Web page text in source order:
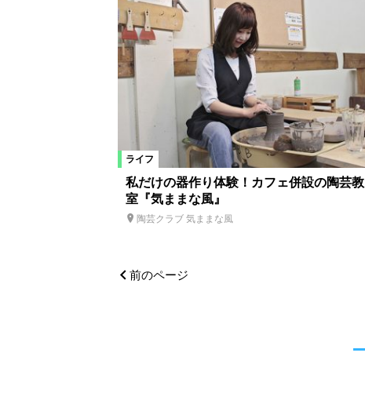
ライフ
私だけの器作り体験！カフェ併設の陶芸教
室『気ままな風』
陶芸クラブ 気ままな風
前のページ